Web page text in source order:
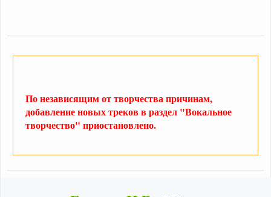
По независящим от творчества причинам,
добавление новых треков в раздел "Вокальное
творчество" приостановлено.